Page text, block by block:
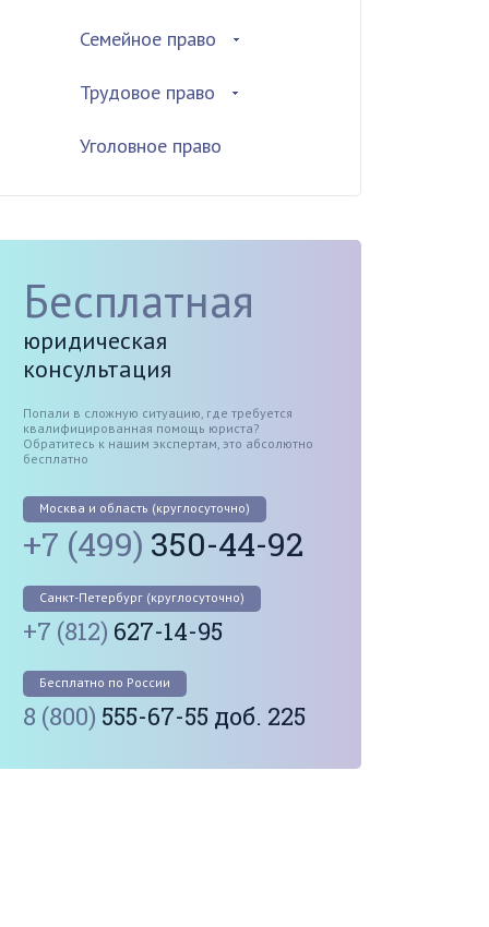
Семейное право
Трудовое право
Уголовное право
Бесплатная
юридическая
консультация
Попали в сложную ситуацию, где требуется
квалифицированная помощь юриста?
Обратитесь к нашим экспертам, это абсолютно
бесплатно
Москва и область (круглосуточно)
+7 (499) 350-44-92
Санкт-Петербург (круглосуточно)
+7 (812) 627-14-95
Бесплатно по России
8 (800) 555-67-55 доб. 225